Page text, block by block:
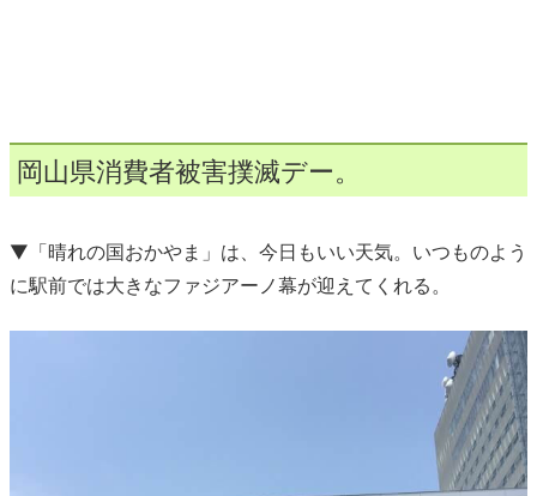
岡山県消費者被害撲滅デー。
▼「晴れの国おかやま」は、今日もいい天気。いつものよう
に駅前では大きなファジアーノ幕が迎えてくれる。